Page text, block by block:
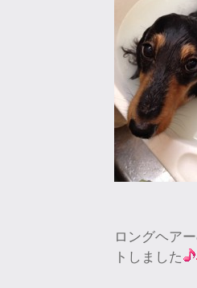
ロングヘア
トしました